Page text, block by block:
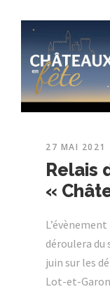
27 MAI 2021
Relais
«
déroulera du
juin sur les
Lot-et-